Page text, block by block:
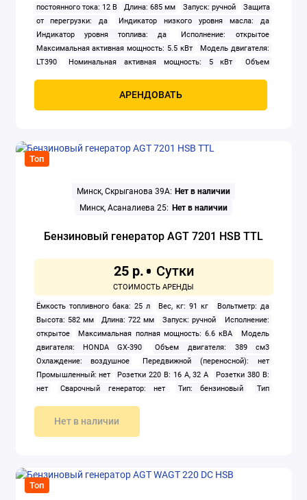
постоянного тока: 12 В
Длина: 685 мм Запуск: ручной
Защита
от перегрузки: да
Индикатор низкого уровня масла: да
Индикатор уровня топлива: да
Исполнение: открытое
Максимальная активная мощность: 5.5 кВт
Модель двигателя:
LT390
Номинальная активная мощность: 5 кВт
Объем
Тип: бензиновый Тип генератора: синхронный
АРЕНДОВАТЬ
Топ
Минск, Скрыганова 39А: Нет в наличии
Минск, Асаналиева 25: Нет в наличии
Бензиновый генератор AGT 7201 HSB TTL
25 р.
Ёмкость топливного бака: 25 л Вес, кг: 91 кг
Вольтметр: да
Высота: 582 мм
Длина: 722 мм Запуск: ручной
Исполнение:
открытое
Максимальная полная мощность: 6.6 кВА
Модель
двигателя: HONDA GX-390
Объем двигателя: 389 см3
Охлаждение: воздушное
Передвижной (переносной): нет
Промышленный: нет
Розетки 220 В: 16 А, 32 А
Розетки 380 В:
нет
Сварочный генератор: нет Тип: бензиновый
Тип
Ширина: 530 мм
Нет в наличии
Топ